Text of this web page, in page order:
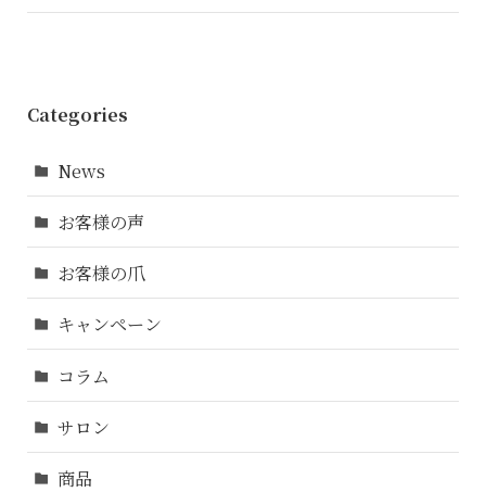
Categories
News
お客様の声
お客様の爪
キャンペーン
コラム
サロン
商品